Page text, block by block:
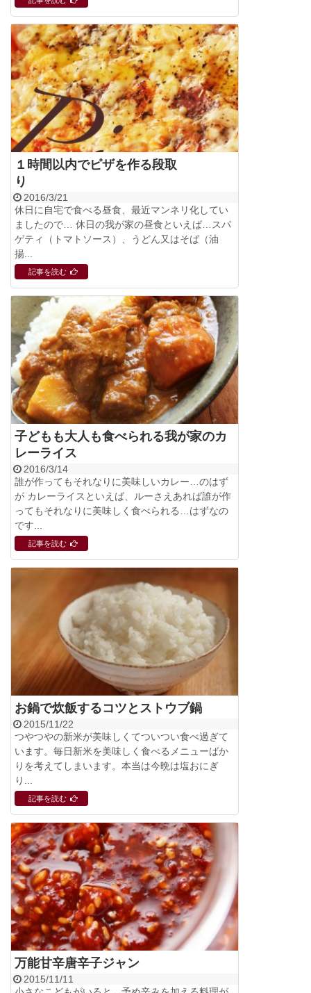
１時間以内でピザを作る段取
り
2016/3/21
休日に自宅で食べる昼食、最近マンネリ化してい
ましたので… 休日の我が家の昼食といえば…スパ
ゲティ（トマトソース）、うどん又はそば（油
揚...
記事を読む
子どもも大人も食べられる我が家のカ
レーライス
2016/3/14
誰が作ってもそれなりに美味しいカレー…のはず
が カレーライスといえば、ルーさえあれば誰が作
ってもそれなりに美味しく食べられる…はずなの
です...
記事を読む
お鍋で炊飯するコツとストウブ鍋
2015/11/22
つやつやの新米が美味しくてついつい食べ過ぎて
います。毎日新米を美味しく食べるメニューばか
りを考えてしまいます。本当は今晩は塩おにぎ
り...
記事を読む
万能甘辛唐辛子ジャン
2015/11/11